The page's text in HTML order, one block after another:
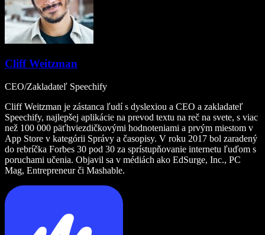
Cliff Weitzman
CEO/Zakladateľ Speechify
Cliff Weitzman je zástanca ľudí s dyslexiou a CEO a zakladateľ
Speechify, najlepšej aplikácie na prevod textu na reč na svete, s viac
než 100 000 päťhviezdičkovými hodnoteniami a prvým miestom v
App Store v kategórii Správy a časopisy. V roku 2017 bol zaradený
do rebríčka Forbes 30 pod 30 za sprístupňovanie internetu ľuďom s
poruchami učenia. Objavil sa v médiách ako EdSurge, Inc., PC
Mag, Entrepreneur či Mashable.